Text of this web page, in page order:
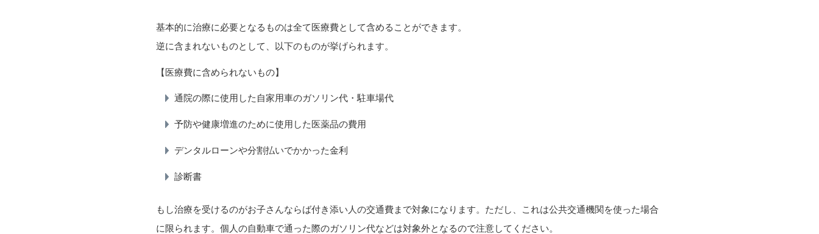
基本的に治療に必要となるものは全て医療費として含めることができます。
逆に含まれないものとして、以下のものが挙げられます。
【医療費に含められないもの】
通院の際に使用した自家用車のガソリン代・駐車場代
予防や健康増進のために使用した医薬品の費用
デンタルローンや分割払いでかかった金利
診断書
もし治療を受けるのがお子さんならば付き添い人の交通費まで対象になります。ただし、これは公共交通機関を使った場合
に限られます。個人の自動車で通った際のガソリン代などは対象外となるので注意してください。